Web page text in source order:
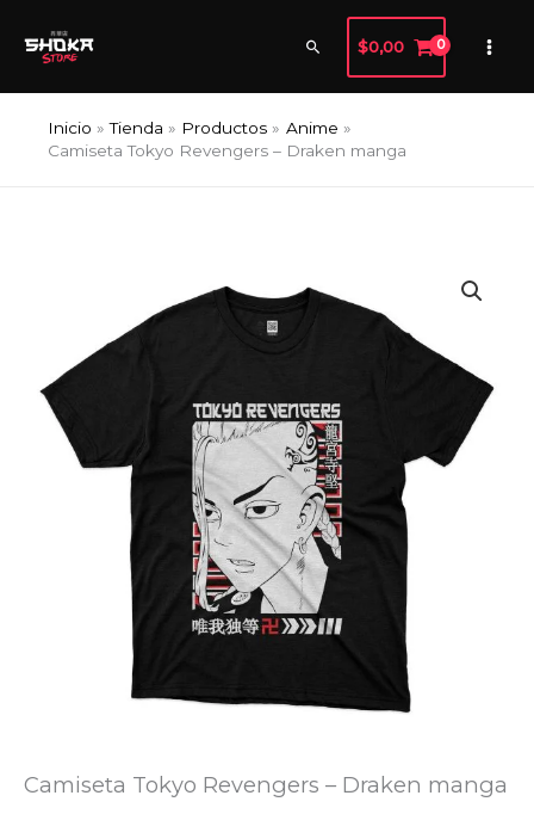
Buscar
$0,00
Inicio Tienda Productos
Anime
Camiseta Tokyo Revengers – Draken manga
Camiseta Tokyo Revengers – Draken manga
Draken
manga
cantidad